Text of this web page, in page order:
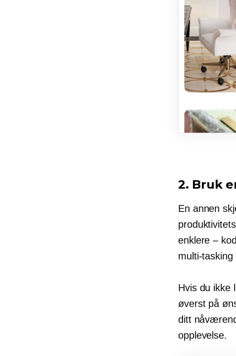
2. Bruk
En annen
enklere –
multi-tasking
Hvis du ikke
øverst på
ditt
opplevelse.